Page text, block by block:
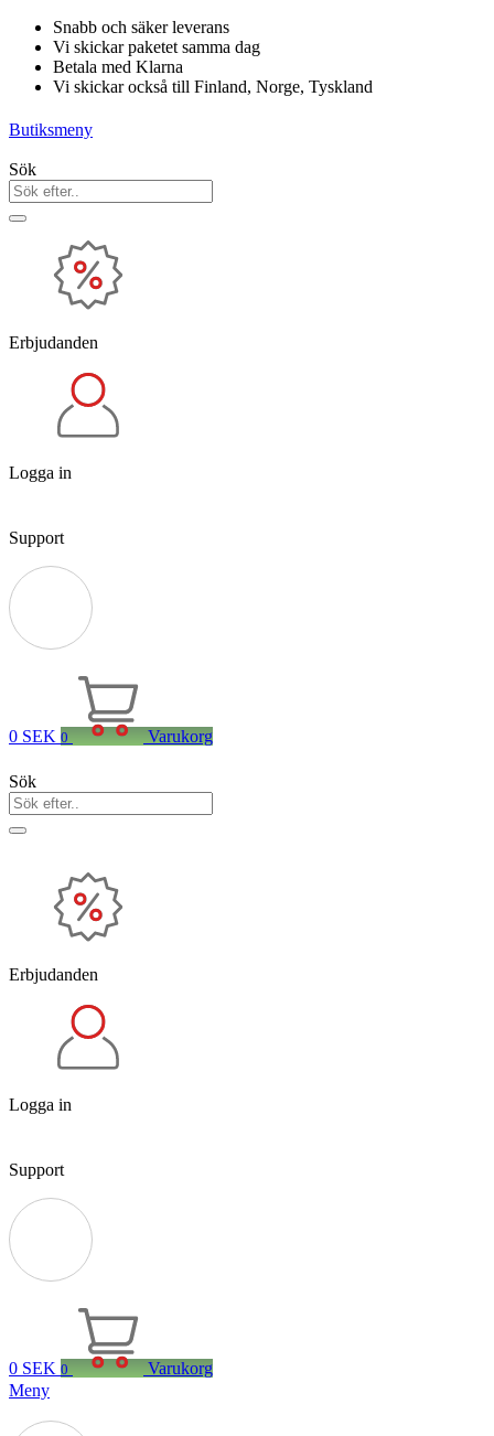
Hoppa
innehåll
Snabb och säker leverans
Vi skickar paketet samma dag
Betala med Klarna
Vi skickar också till Finland, Norge, Tyskland
Butiksmeny
Sök
Erbjudanden
Logga in
Support
0 SEK 0 Varukorg
Sök
Erbjudanden
Logga in
Support
0 SEK 0
Varukorg
Meny